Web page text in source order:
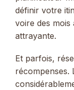
définir votre
voire des mois
attrayante.
Et parfois,
récompenses.